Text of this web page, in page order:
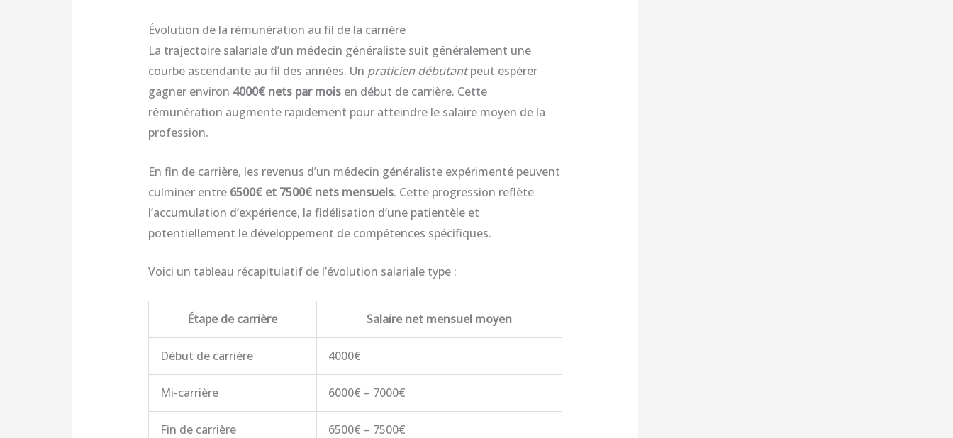
Évolution de la rémunération au fil de la carrière
La trajectoire salariale d’un médecin généraliste suit généralement une
courbe ascendante au fil des années. Un praticien débutantpeut espérer
gagner environ 4000€ nets par moisen début de carrière. Cette
rémunération augmente rapidement pour atteindre le salaire moyen de la
profession.
En fin de carrière, les revenus d’un médecin généraliste expérimenté peuvent
culminer entre 6500€ et 7500€ nets mensuels. Cette progression reflète
l’accumulation d’expérience, la fidélisation d’une patientèle et
potentiellement le développement de compétences spécifiques.
Voici un tableau récapitulatif de l’évolution salariale type :
Étape de carrière Salaire net mensuel moyen
Début de carrière 4000€
Mi-carrière 6000€ – 7000€
Fin de carrière 6500€ – 7500€